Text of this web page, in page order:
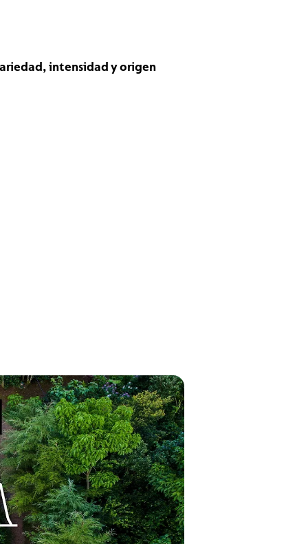
intensidad y origen